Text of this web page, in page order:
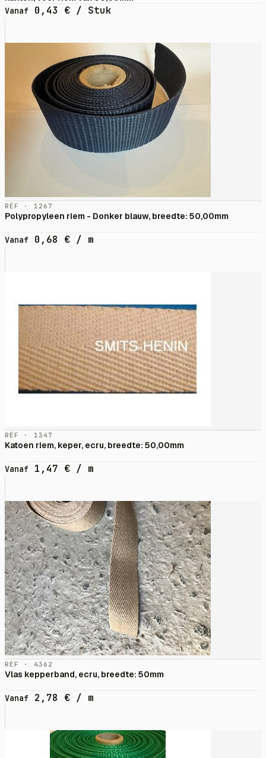
Vanaf
0,43 € / Stuk
RÉF · 1267
Polypropyleen riem - Donker blauw, breedte: 50,00mm
Vanaf 0,68 € / m
RÉF · 1347
Katoen riem, keper, ecru, breedte: 50,00mm
Vanaf 1,47 € / m
RÉF · 4362
Vlas kepperband, ecru, breedte: 50mm
Vanaf 2,78 € / m